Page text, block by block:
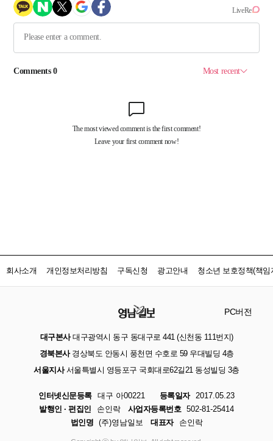
회사소개 개인정보처리방침 구독신청 광고안내 청소년 보호정책(책임
PC버전
대구본사대구광역시 동구 동대구로 441 (신천동 111번지)
경북본사경상북도 안동시 풍천면 수호로 59 우대빌딩 4층
서울지사서울특별시 영등포구 국회대로62길21 동성빌딩 3층
인터넷신문등록 대구 아00221 등록일자
2017.05.23
발행인 · 편집인
손인락 사업자등록번호 502-81-25414
법인명 (주)영남일보 대표자 손인락